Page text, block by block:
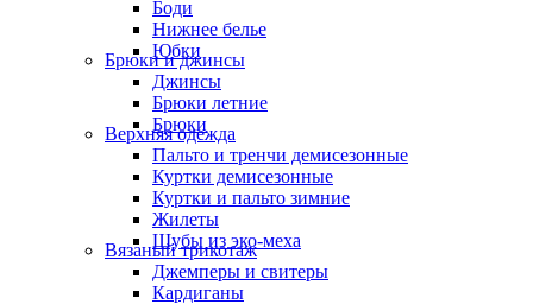
Боди
Нижнее белье
Юбки
Брюки и джинсы
Джинсы
Брюки летние
Брюки
Верхняя одежда
Пальто и тренчи демисезонные
Куртки демисезонные
Куртки и пальто зимние
Жилеты
Шубы из эко-меха
Вязаный трикотаж
Джемперы и свитеры
Кардиганы